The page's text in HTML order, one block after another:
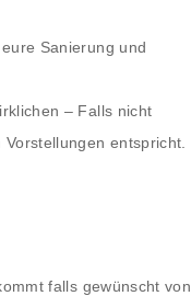
Sanierung und
– Falls nicht
entspricht.
falls gewünscht von